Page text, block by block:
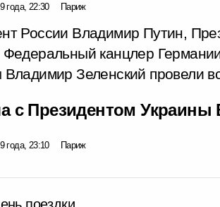
года, 22:30 Париж
России Владимир Путин,
канцлер
Владимир Зеленский провели
с Президентом
года, 23:10 Париж